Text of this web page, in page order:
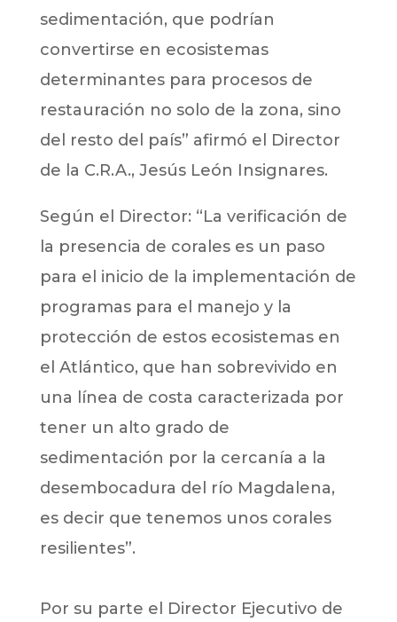
sedimentación, que podrían
convertirse en ecosistemas
determinantes para procesos de
restauración no solo de la zona, sino
del resto del país” afirmó el Director
de la C.R.A., Jesús León Insignares.
Según el Director: “La verificación de
la presencia de corales es un paso
para el inicio de la implementación de
programas para el manejo y la
protección de estos ecosistemas en
el Atlántico, que han sobrevivido en
una línea de costa caracterizada por
tener un alto grado de
sedimentación por la cercanía a la
desembocadura del río Magdalena,
es decir que tenemos unos corales
resilientes”.
Por su parte el Director Ejecutivo de